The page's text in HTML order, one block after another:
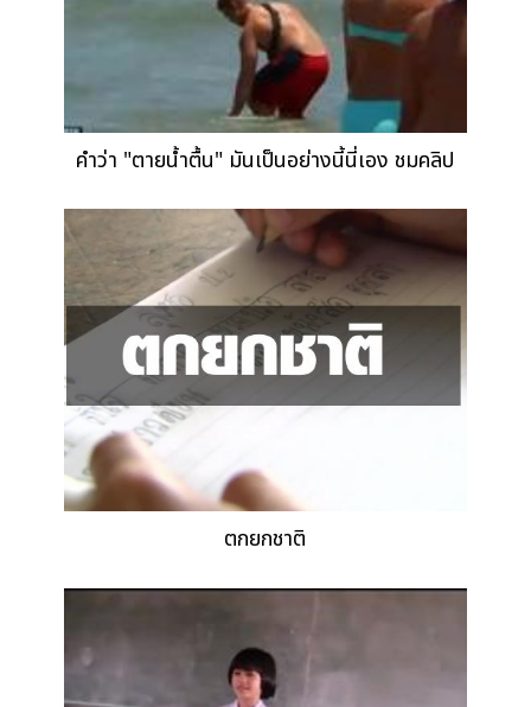
คำว่า "ตายน้ำตื้น" มันเป็นอย่างนี้นี่เอง ชมคลิป
ตกยกชาติ